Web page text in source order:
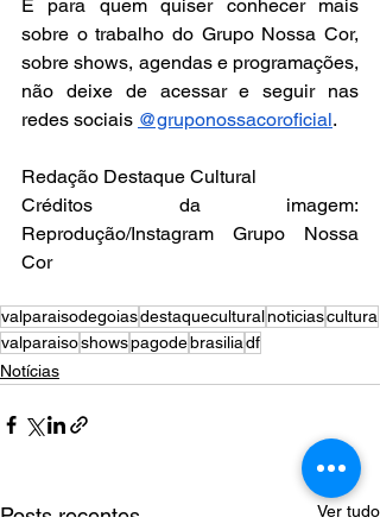
E para quem quiser conhecer mais
sobre o trabalho do Grupo Nossa Cor,
sobre shows, agendas e programações,
não deixe de acessar e seguir nas
redes sociais @gruponossacoroficial.
Redação Destaque Cultural
Créditos da imagem:
Reprodução/Instagram Grupo Nossa
Cor
valparaisodegoiasdestaqueculturalnoticiascultura
valparaisoshowspagodebrasiliadf
Notícias
Posts recentes Ver tudo